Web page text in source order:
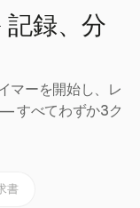
録、分
マーを開始し、レ
すべてわずか3ク
書